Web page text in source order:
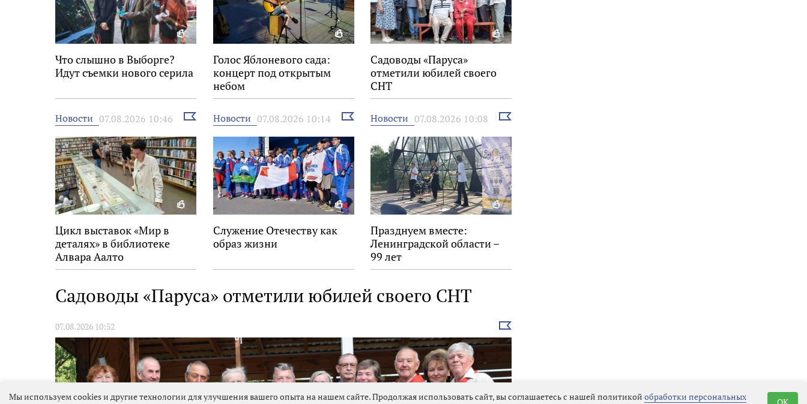
Что слышно в Выборге?
Идут съемки нового серила
Голос Яблоневого сада:
концерт под открытым
небом
Садоводы «Паруса»
отметили юбилей своего
СНТ
Новости 07.08.2026 10:46
Выбрать
новость
Цикл выставок «Мир в
деталях» в библиотеке
Алвара Аалто
Новости 07.08.2026 10:14
Выбрать
новость
Служение Отечеству как
образ жизни
Новости 07.08.2026 10:08
Выбрать
Празднуем вместе:
Ленинградской области –
99 лет
Садоводы «Паруса» отметили юбилей своего СНТ
07.08.2026 10:52
Выбрать
новость
Мы используем cookies и другие технологии для улучшения вашего опыта на нашем сайте. Продолжая использовать сайт, вы соглашаетесь с нашей политикой обработки персональных
OK